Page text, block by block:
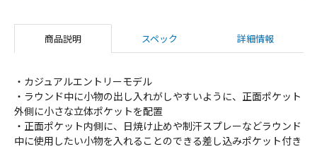
商品説明 スペック 詳細情報
・カジュアルエントリーモデル
・ラウンド中に小物の出し入れがしやすいように、正面ポケット
外側に小さな立体ポケットを配置
・正面ポケット内側に、日焼け止めや制汗スプレーなどラウンド
中に使用したい小物を入れることのできる差し込みポケット付き